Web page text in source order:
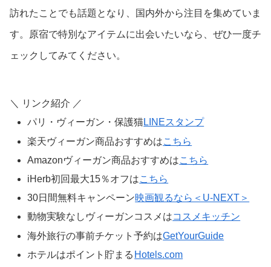
訪れたことでも話題となり、国内外から注目を集めていま
す。原宿で特別なアイテムに出会いたいなら、ぜひ一度チ
ェックしてみてください。
＼ リンク紹介 ／
パリ・ヴィーガン・保護猫LINEスタンプ
楽天ヴィーガン商品おすすめはこちら
Amazonヴィーガン商品おすすめはこちら
iHerb初回最大15％オフはこちら
30日間無料キャンペーン映画観るなら＜U-NEXT＞
動物実験なしヴィーガンコスメはコスメキッチン
海外旅行の事前チケット予約はGetYourGuide
ホテルはポイント貯まる Hotels.com